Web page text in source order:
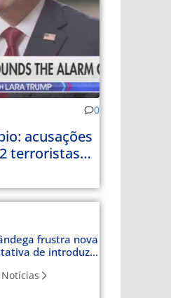
0
acusações
terroristas
frustra nova
de introduzir